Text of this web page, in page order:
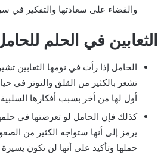
والقضاء على سعادتها والتفكير في
الثعابين في الحلم
الحامل إذا رأت في نومها الثعابين
تشعر بالكثير من القلق والتوتر في
أول لها من أخر بسبب أفكارها
كذلك فإن الحامل لو تعرضتها في
يرمز إلى أنها ستواجه الكثير من
حملها وتأكيد على أنها لن تكون